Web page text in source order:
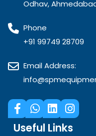
Odhav,
Phone
+91 99749 28709
Email Address:
Useful Links